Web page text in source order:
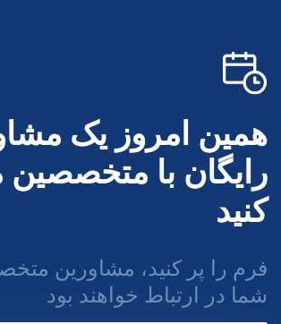
همین امروز یک
رایگان با متخصصین
کنید
فرم را پر کنید، مشاورین
شما در ارتباط خواهند بود